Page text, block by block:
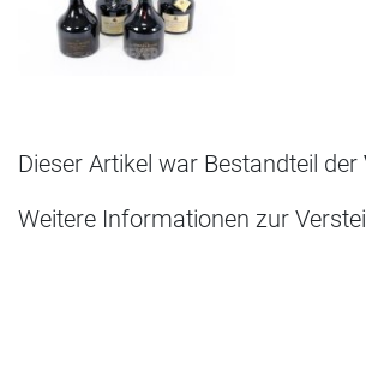
Dieser Artikel war Bestandteil der
Weitere Informationen zur